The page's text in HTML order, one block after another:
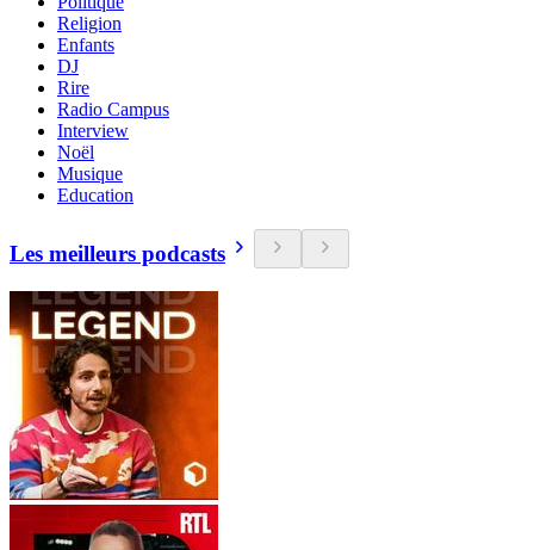
Religion
Enfants
DJ
Rire
Radio Campus
Interview
Noël
Musique
Education
Les meilleurs podcasts